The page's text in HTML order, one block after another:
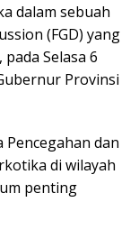
dalam sebuah
(FGD) yang
Selasa 6
Provinsi
dan
di wilayah
penting